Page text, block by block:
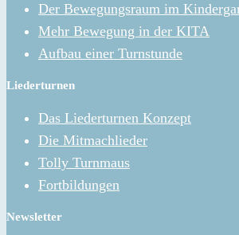
Der Bewegungsraum im
Mehr Bewegung in der KITA
Aufbau einer Turnstunde
Liederturnen
Das Liederturnen Konzept
Die Mitmachlieder
Tolly Turnmaus
Fortbildungen
Newsletter